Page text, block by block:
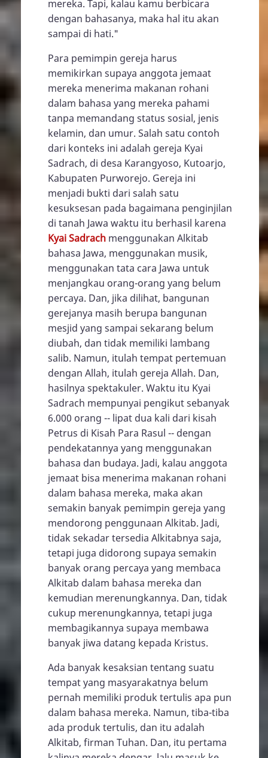
mereka. Tapi, kalau kamu berbicara
dengan bahasanya, maka hal itu akan
sampai di hati."
Para pemimpin gereja harus
memikirkan supaya anggota jemaat
mereka menerima makanan rohani
dalam bahasa yang mereka pahami
tanpa memandang status sosial, jenis
kelamin, dan umur. Salah satu contoh
dari konteks ini adalah gereja Kyai
Sadrach, di desa Karangyoso, Kutoarjo,
Kabupaten Purworejo. Gereja ini
menjadi bukti dari salah satu
kesuksesan pada bagaimana penginjilan
di tanah Jawa waktu itu berhasil karena
Kyai Sadrach menggunakan Alkitab
bahasa Jawa, menggunakan musik,
menggunakan tata cara Jawa untuk
menjangkau orang-orang yang belum
percaya. Dan, jika dilihat, bangunan
gerejanya masih berupa bangunan
mesjid yang sampai sekarang belum
diubah, dan tidak memiliki lambang
salib. Namun, itulah tempat pertemuan
dengan Allah, itulah gereja Allah. Dan,
hasilnya spektakuler. Waktu itu Kyai
Sadrach mempunyai pengikut sebanyak
6.000 orang -- lipat dua kali dari kisah
Petrus di Kisah Para Rasul -- dengan
pendekatannya yang menggunakan
bahasa dan budaya. Jadi, kalau anggota
jemaat bisa menerima makanan rohani
dalam bahasa mereka, maka akan
semakin banyak pemimpin gereja yang
mendorong penggunaan Alkitab. Jadi,
tidak sekadar tersedia Alkitabnya saja,
tetapi juga didorong supaya semakin
banyak orang percaya yang membaca
Alkitab dalam bahasa mereka dan
kemudian merenungkannya. Dan, tidak
cukup merenungkannya, tetapi juga
membagikannya supaya membawa
banyak jiwa datang kepada Kristus.
Ada banyak kesaksian tentang suatu
tempat yang masyarakatnya belum
pernah memiliki produk tertulis apa pun
dalam bahasa mereka. Namun, tiba-tiba
ada produk tertulis, dan itu adalah
Alkitab, firman Tuhan. Dan, itu pertama